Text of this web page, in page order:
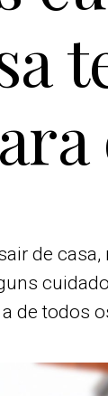
de
de todos